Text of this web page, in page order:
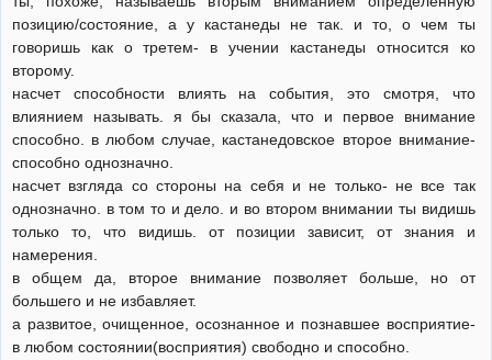
позицию/состояние, а у кастанеды не так. и то, о чем ты
говоришь как о третем- в учении кастанеды относится ко
второму.
насчет способности влиять на события, это смотря, что
влиянием называть. я бы сказала, что и первое внимание
способно. в любом случае, кастанедовское второе внимание-
способно однозначно.
насчет взгляда со стороны на себя и не только- не все так
однозначно. в том то и дело. и во втором внимании ты видишь
только то, что видишь. от позиции зависит, от знания и
намерения.
в общем да, второе внимание позволяет больше, но от
большего и не избавляет.
а развитое, очищенное, осознанное и познавшее восприятие-
в любом состоянии(восприятия) свободно и способно.